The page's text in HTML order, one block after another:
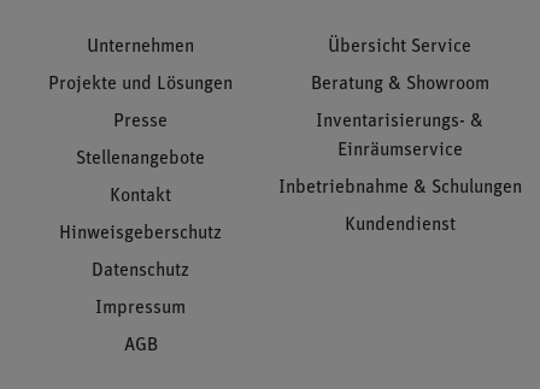
Unternehmen
Projekte und Lösungen
Presse
Stellenangebote
Kontakt
Hinweisgeberschutz
Datenschutz
Impressum
AGB
Übersicht Service
Beratung & Showroom
Inventarisierungs- &
Einräumservice
Inbetriebnahme & Schulungen
Kundendienst